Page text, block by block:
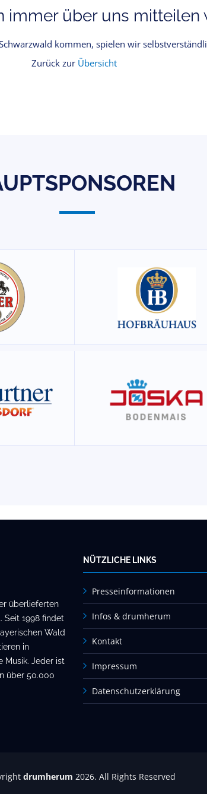
immer über uns mitteilen
kommen, spielen wir
Zurück zur Übersicht
überlieferten
Seit 1998 findet
Wald
in
Musik. Jeder ist
über 50.000
NÜTZLICHE LINKS
Presseinformationen
Infos & drumherum
Kontakt
Impressum
Datenschutzerklärung
drumherum 2026. All Rights Reserved